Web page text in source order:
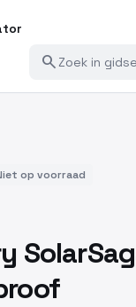
search
op voorraad